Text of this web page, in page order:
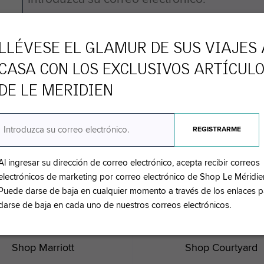
recibir correos electrónicos de marketing por correo
de los enlaces para darse de baja en cada uno de
EN NUESTROS OTROS
Shop Marriott Shop Courtyard
LLÉVESE EL GLAMUR DE SUS VIAJES
CON LOS EXCLUSIVOS
DE LE MERIDIEN
ingresar su dirección de correo electrónico, acepta recibir correos
de marketing por correo electrónico de Shop Le
Puede darse de baja en cualquier momento a través de los enlaces
de baja en cada uno de nuestros correos electrónicos.